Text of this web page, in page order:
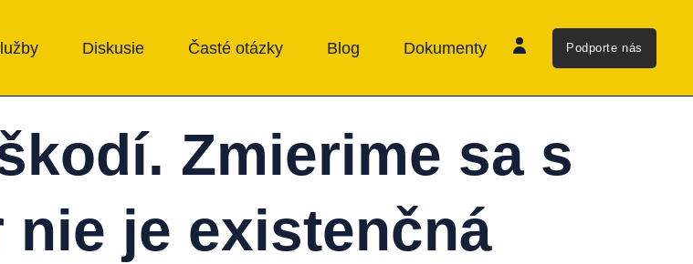
Diskusie Časté otázky Blog Dokumenty Podporte nás
Zmierime sa s
nie je existenčná